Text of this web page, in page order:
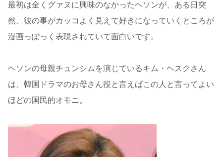
最初は全くグァヌに興味のなかったヘソンが、ある日突
然、彼の事がカッコよく見えて好きになっていくところが
漫画っぽっく表現されていて面白いです。
ヘソンの母親チュンシムを演じているキム・ヘスクさん
は、韓国ドラマのお母さん役と言えばこの人と言ってよい
ほどの国民的オモニ。